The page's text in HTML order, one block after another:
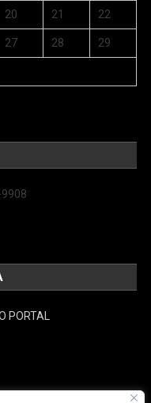
20 21 22
27 28 29
PORTAL